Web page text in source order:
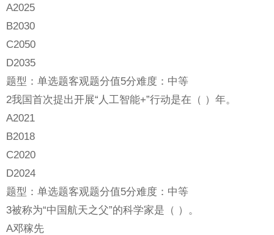
A2025
B2030
C2050
D2035
题型：单选题客观题分值5分难度：中等
2我国首次提出开展“人工智能+”行动是在（ ）年。
A2021
B2018
C2020
D2024
题型：单选题客观题分值5分难度：中等
3被称为“中国航天之父”的科学家是（ ）。
A邓稼先